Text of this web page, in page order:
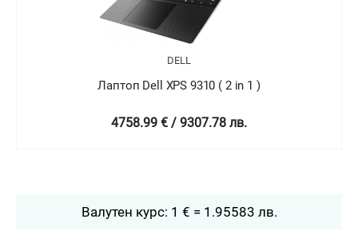
DELL
Лаптоп Dell XPS 9310 ( 2 in 1 )
4758.99 € / 9307.78 лв.
Валутен курс: 1 € = 1.95583 лв.